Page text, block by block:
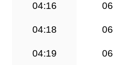
04:16
04:18
04:19